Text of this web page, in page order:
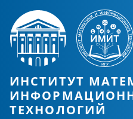
ИНСТИТУТ
ТЕХНОЛОГИЙ